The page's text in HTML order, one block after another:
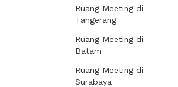
Ruang Meeting di
Tangerang
Ruang Meeting di
Batam
Ruang Meeting di
Surabaya